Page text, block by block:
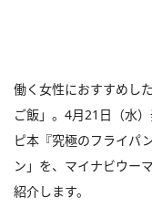
働く女性におすすめし
ご飯」。4月21日（水
ピ本『究極のフライパ
ン」を、マイナビウー
紹介します。